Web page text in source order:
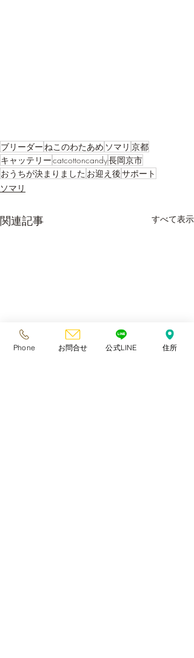
ブリーダーねこのわたあめ ソマリ 京都
キャッテリーcatcottoncandy長岡京市
おうちが決まりました お迎え後サポート
ソマリ
関連記事 すべて表示
Phone お問合せ 公式LINE 住所